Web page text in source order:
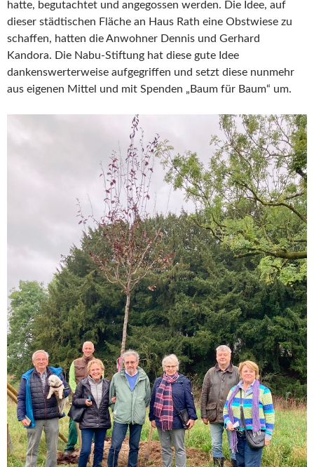
hatte, begutachtet und angegossen werden. Die Idee, auf
dieser städtischen Fläche an Haus Rath eine Obstwiese zu
schaffen, hatten die Anwohner Dennis und Gerhard
Kandora. Die Nabu-Stiftung hat diese gute Idee
dankenswerterweise aufgegriffen und setzt diese nunmehr
aus eigenen Mittel und mit Spenden „Baum für Baum“ um.